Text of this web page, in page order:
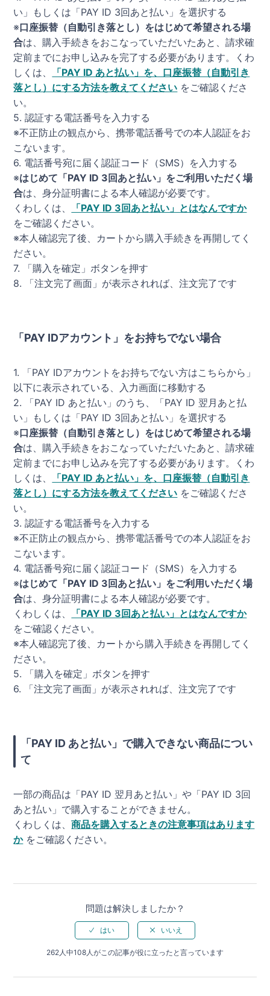
い」もしくは「PAY ID 3回あと払い」を選択する
※口座振替（自動引き落とし）をはじめて希望される場
合は、購入手続きをおこなっていただいたあと、請求確
定前までにお申し込みを完了する必要があります。くわ
しくは、
「PAY ID あと払い」を、口座振替（自動引き
落とし）にする方法を教えてください をご確認くださ
い。
5. 認証する電話番号を入力する
※不正防止の観点から、携帯電話番号での本人認証をお
こないます。
6. 電話番号宛に届く認証コード（SMS）を入力する
※はじめて「PAY ID 3回あと払い」をご利用いただく場
合は、身分証明書による本人確認が必要です。
くわしくは、
「PAY ID 3回あと払い」とはなんですか
をご確認ください。
※本人確認完了後、カートから購入手続きを再開してく
ださい。
7. 「購入を確定」ボタンを押す
8. 「注文完了画面」が表示されれば、注文完了です
「PAY IDアカウント」をお持ちでない場合
1. 「PAY IDアカウントをお持ちでない方はこちらから」
以下に表示されている、入力画面に移動する
2. 「PAY ID あと払い」のうち、「PAY ID 翌月あと払
い」もしくは「PAY ID 3回あと払い」を選択する
※口座振替（自動引き落とし）をはじめて希望される場
合は、購入手続きをおこなっていただいたあと、請求確
定前までにお申し込みを完了する必要があります。くわ
しくは、
「PAY ID あと払い」を、口座振替（自動引き
落とし）にする方法を教えてください をご確認くださ
い。
3. 認証する電話番号を入力する
※不正防止の観点から、携帯電話番号での本人認証をお
こないます。
4. 電話番号宛に届く認証コード（SMS）を入力する
※はじめて「PAY ID 3回あと払い」をご利用いただく場
合は、身分証明書による本人確認が必要です。
くわしくは、
「PAY ID 3回あと払い」とはなんですか
をご確認ください。
※本人確認完了後、カートから購入手続きを再開してく
ださい。
5. 「購入を確定」ボタンを押す
6. 「注文完了画面」が表示されれば、注文完了です
「PAY ID あと払い」で購入できない商品につい
て
一部の商品は「PAY ID 翌月あと払い」や「PAY ID 3回
あと払い」で購入することができません。
くわしくは、商品を購入するときの注意事項はあります
かをご確認ください。
問題は解決しましたか？
262人中108人がこの記事が役に立ったと言っています